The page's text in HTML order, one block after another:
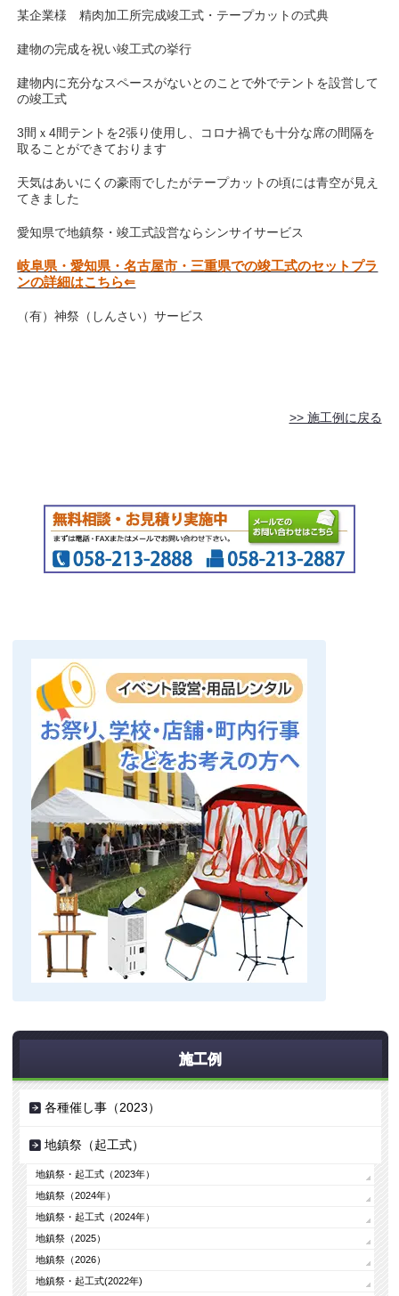
某企業様 精肉加工所完成竣工式・テープカットの式典
建物の完成を祝い竣工式の挙行
建物内に充分なスペースがないとのことで外でテントを設営して
の竣工式
3間ｘ4間テントを2張り使用し、コロナ禍でも十分な席の間隔を
取ることができております
天気はあいにくの豪雨でしたがテープカットの頃には青空が見え
てきました
愛知県で地鎮祭・竣工式設営ならシンサイサービス
岐阜県・愛知県・名古屋市・三重県での竣工式のセットプラ
ンの詳細はこちら⇐
（有）神祭（しんさい）サービス
>> 施工例に戻る
施工例
各種催し事（2023）
地鎮祭（起工式）
地鎮祭・起工式（2023年）
地鎮祭（2024年）
地鎮祭・起工式（2024年）
地鎮祭（2025）
地鎮祭（2026）
地鎮祭・起工式(2022年)